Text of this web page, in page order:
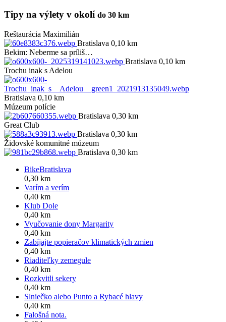
Tipy na výlety v okolí do 30 km
Reštaurácia Maximilián
Bratislava 0,10 km
Bekim: Neberme sa príliš…
Bratislava 0,10 km
Trochu inak s Adelou
Bratislava 0,10 km
Múzeum polície
Bratislava 0,30 km
Great Club
Bratislava 0,30 km
Židovské komunitné múzeum
Bratislava 0,30 km
BikeBratislava
0,30 km
Varím a verím
0,40 km
Klub Dole
0,40 km
Vyučovanie dony Margarity
0,40 km
Zabíjajte popieračov klimatických zmien
0,40 km
Riaditeľky zemegule
0,40 km
Rozkvitli sekery
0,40 km
Slniečko alebo Punto a Rybacé hlavy
0,40 km
Falošná nota.